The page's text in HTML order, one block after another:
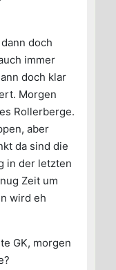
doch
immer
doch klar
Morgen
Rollerberge.
aber
da sind die
in der letzten
Zeit um
wird eh
GK, morgen